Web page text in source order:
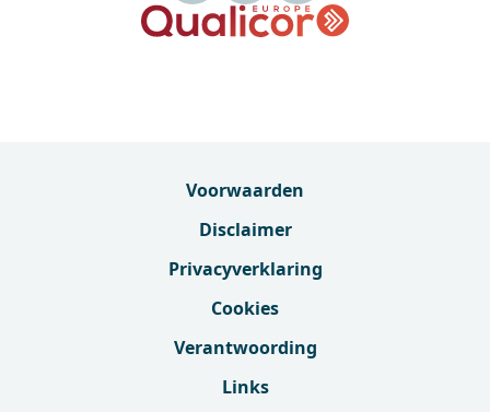
Voorwaarden
Disclaimer
Privacyverklaring
Cookies
Verantwoording
Links